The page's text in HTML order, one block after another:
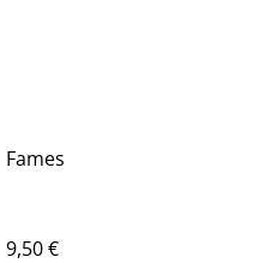
Fames
9,50 €